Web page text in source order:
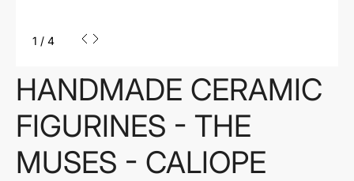
1 / 4
HANDMADE CERAMIC
FIGURINES - THE
MUSES - CALIOPE